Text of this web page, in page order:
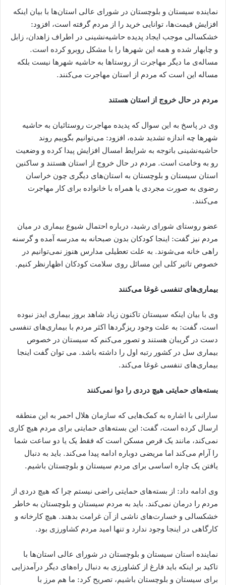
نماینده سیستان و بلوچستان در شورای عالی استان‌ها با بیان اینکه
افزایش قیمت‌ها، توانایی خرید را از مردم گرفته است، افزود:
خشکسالی موجب ایجاد پدیده حاشیه‌نشینی در اطراف زاهدان، زابل
و چابهار شده و همه این شهرها را با مشکل روبرو کرده است.
مساله‌ی ما دیگر مهاجرت از روستاها به حاشیه شهرها نیست بلکه
مساله این است که مردم از استان مهاجرت می‌کنند.
مردم در حال خروج از استان هستند
وی در پاسخ به این سوال که پدیده مهاجرت روستائیان به حاشیه
شهرها چه اندازه تشدید شده، افزود: می‌توانیم بگوییم روند
حاشیه‌نشینی باتوجه به شرایط امسال افزایش پیدا کرده و وضعیت
رو به وخامت است. مردم در حال خروج از استان هستند و ساکنین
استان سیستان و بلوچستان به استان‌های دیگری چون خراسان
رضوی به صورت مجردی یا همراه با خانواده برای کار مهاجرت
می‌کنند.
عضو روستای شورای رشید، درباره احتمال شیوع بیماری در میان
مردم نیز گفت: اینجا کودکان بدون صبحانه به مدرسه آمده و گرسنه
راهی خانه می‌شوند. به علت تعطیلی مدارس هنوز نمی‌توانیم در
خصوص تاثیر کلی این مسائل روی سلامت کودکان اظهارنظر کنیم.
بیماری‌های تنفسی غوغا می‌کنند
وی با بیان اینکه سیستان تاکنون زیاد شاهد بروز بیماری ایدز نبوده
است، گفت: به علت وجود ریزگردها اکثر مردم با بیماری‌های تنفسی
دست در گریبان هستند و تصور می‌کنم که سیستان در خصوص
بیماری سل در کشور رتبه اول را داشته باشد. می توان گفت اینجا
بیماری‌های تنفسی غوغا می‌کند.
بسته‌های حمایتی هیچ دردی را دوا نمی‌کنند
سارانی با اشاره به کمک‌هایی که سازمان هلال احمر به این منطقه
ارسال کرده است، گفت: این بسته‌های حمایتی برای مردم هیچ کاری
نمی‌کند، مانند یک قرص مسکن است که فقط یک یا دو ساعت شما
را آرام می‌کند اما مریضی دوباره ادامه پیدا می‌کند. باید به دنبال
یافتن یک چاره اساسی برای مردم سیستان و بلوچستان باشیم.
وی ادامه داد: از بسته‌های حمایتی راضی نیستم چرا که هیچ دردی از
مردم را درمان نمی‌کند. باید به مردم سیستان و بلوچستان به خاطر
خشکسالی و خسارت‌های ناشی از آن غرامت بدهند. هیچ کارخانه و
کارگاهی در اینجا وجود ندارد و تنها امید مردم کشاورزی بود.
نماینده استان سیستان و بلوچستان در شورای عالی استان‌ها با
تاکید بر اینکه باید فارغ از کشاورزی به دنبال راه‌های دیگر درآمدزایی
برای سیستان و بلوچستان باشیم، تصریح کرد: ما هم‌ مرز با